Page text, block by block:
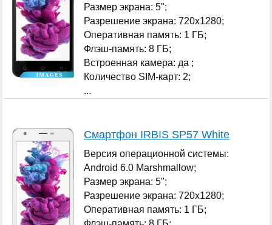
Размер экрана: 5";
Разрешение экрана: 720x1280;
Оперативная память: 1 ГБ;
Флэш-память: 8 ГБ;
Встроенная камера: да ;
Количество SIM-карт: 2;
...
Смартфон IRBIS SP57 White
Версия операционной системы:
Android 6.0 Marshmallow;
Размер экрана: 5";
Разрешение экрана: 720x1280;
Оперативная память: 1 ГБ;